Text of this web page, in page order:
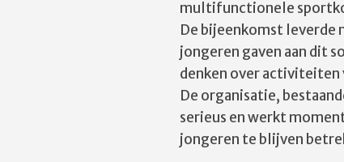
multifunctionele
De bijeenkomst leverde
jongeren gaven aan dit
denken over activiteiten
De organisatie,
serieus en werkt
jongeren te blijven